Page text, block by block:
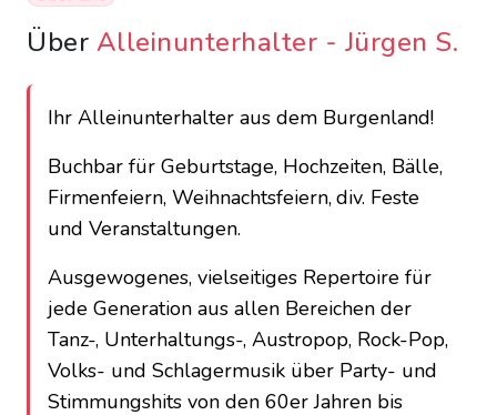
Über Alleinunterhalter - Jürgen S.
Ihr Alleinunterhalter aus dem Burgenland!
Buchbar für Geburtstage, Hochzeiten, Bälle,
Firmenfeiern, Weihnachtsfeiern,div. Feste
und Veranstaltungen.
Ausgewogenes, vielseitiges Repertoire für
jede Generation aus allen Bereichen der
Tanz-, Unterhaltungs-, Austropop, Rock-Pop,
Volks- und Schlagermusik über Party- und
Stimmungshits von den 60er Jahren bis